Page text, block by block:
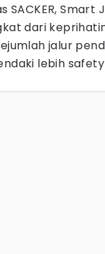
SACKER, Smart
dari
jalur
lebih